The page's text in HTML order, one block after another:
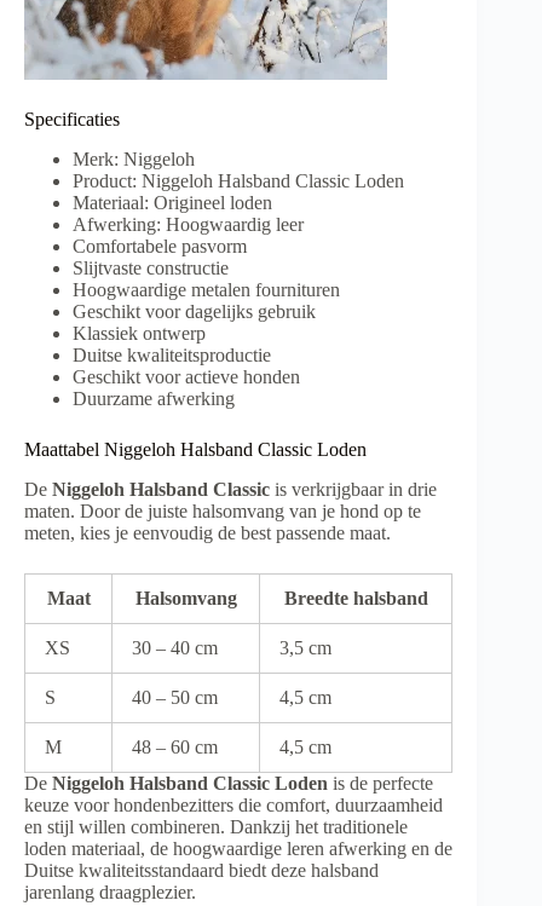
Specificaties
Merk: Niggeloh
Product: Niggeloh Halsband Classic Loden
Materiaal: Origineel loden
Afwerking: Hoogwaardig leer
Comfortabele pasvorm
Slijtvaste constructie
Hoogwaardige metalen fournituren
Geschikt voor dagelijks gebruik
Klassiek ontwerp
Duitse kwaliteitsproductie
Geschikt voor actieve honden
Duurzame afwerking
Maattabel Niggeloh Halsband Classic Loden
De Niggeloh Halsband Classic is verkrijgbaar in drie
maten. Door de juiste halsomvang van je hond op te
meten, kies je eenvoudig de best passende maat.
Maat Halsomvang Breedte halsband
XS 30 – 40 cm 3,5 cm
S 40 – 50 cm 4,5 cm
M 48 – 60 cm
4,5 cm
De Niggeloh Halsband Classic Loden is de perfecte
keuze voor hondenbezitters die comfort, duurzaamheid
en stijl willen combineren. Dankzij het traditionele
loden materiaal, de hoogwaardige leren afwerking en de
Duitse kwaliteitsstandaard biedt deze halsband
jarenlang draagplezier.